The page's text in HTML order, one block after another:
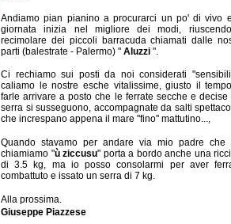
Andiamo pian pianino a procurarci un po' di vivo
giornata inizia nel migliore dei modi,
recimolare dei piccoli barracuda chiamati dalle
parti (balestrate - Palermo) " Aluzzi ".
Ci rechiamo sui posti da noi considerati
caliamo le nostre esche vitalissime, giusto il
farle arrivare a posto che le ferrate secche e decise
serra si susseguono, accompagnate da salti
che increspano appena il mare "fino" mattutino...,
Quando stavamo per andare via mio padre che
chiamiamo "ù ziccusu" porta a bordo anche una
di 3.5 kg, ma io posso consolarmi per aver
combattuto e issato un serra di 7 kg.
Alla prossima.
Giuseppe Piazzese